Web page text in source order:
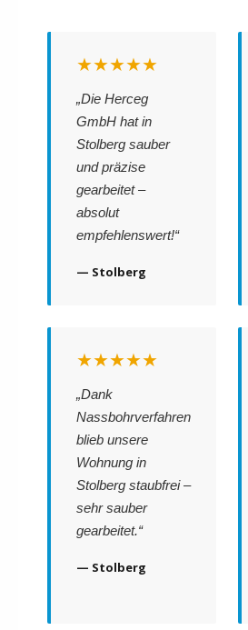
★★★★★
„Die Herceg
GmbH hat in
Stolberg sauber
und präzise
gearbeitet –
absolut
empfehlenswert!“
— Stolberg
★★★★★
„Dank
Nassbohrverfahren
blieb unsere
Wohnung in
Stolberg staubfrei –
sehr sauber
gearbeitet.“
— Stolberg